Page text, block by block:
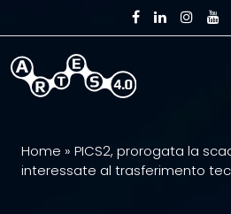
Skip to main content
Home » PICS2, prorogata la
interessate al trasferimento